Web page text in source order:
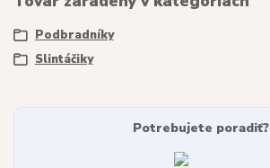
Podbradníky
Slintáčiky
Potrebujete poradiť?